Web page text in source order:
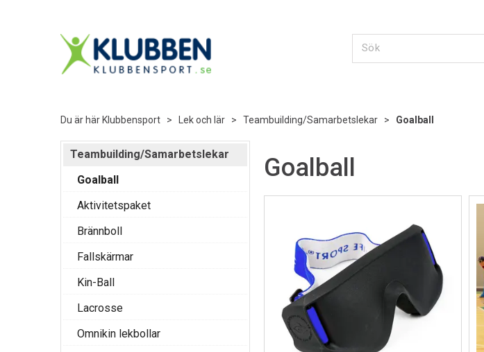
Du är här Klubbensport > Lek och lär > Teambuilding/Samarbetslekar > Goalball
Teambuilding/Samarbetslekar
Goalball
Aktivitetspaket
Brännboll
Fallskärmar
Kin-Ball
Lacrosse
Omnikin lekbollar
Goalball